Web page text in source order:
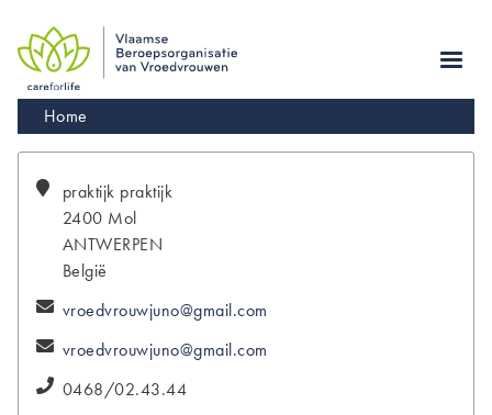
main
navigation
Kruimelpad
Home
praktijk praktijk
2400 Mol
ANTWERPEN
België
vroedvrouwjuno@gmail.com
vroedvrouwjuno@gmail.com
0468/02.43.44